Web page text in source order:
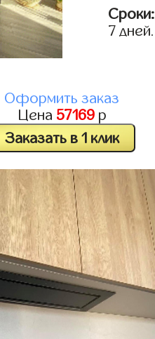
Сроки:
7 дней.
Оформить заказ
Цена 57169р
Заказать в 1 клик